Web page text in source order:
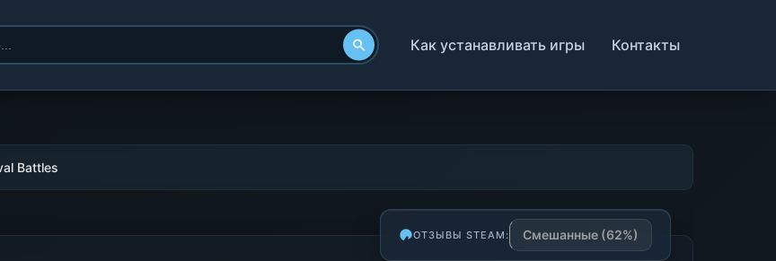
Как устанавливать игры Контакты
Battles
ОТЗЫВЫ STEAM: Смешанные (62%)